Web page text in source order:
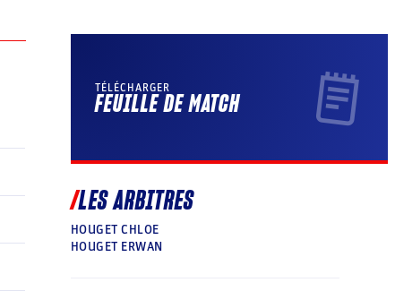
TÉLÉCHARGER
FEUILLE DE MATCH
LES ARBITRES
HOUGET CHLOE
HOUGET ERWAN